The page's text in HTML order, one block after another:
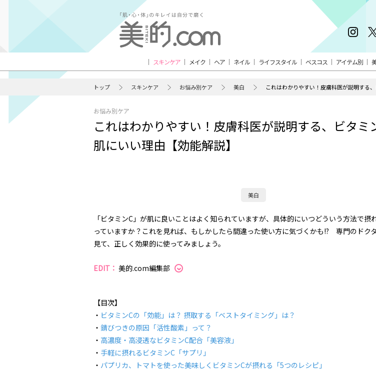
スキンケア メイク ヘア ネイル ライフスタイル ベスコス アイテム別
トップ スキンケア お悩み別ケア 美白 これはわかりやすい！皮膚科医が説明する
お悩み別ケア
これはわかりやすい！皮膚科医が説明する、ビタミ
肌にいい理由【効能解説】
美白
「ビタミンC」が肌に良いことはよく知られていますが、具体的にいつどういう方法で摂
っていますか？これを見れば、もしかしたら間違った使い方に気づくかも!? 専門のドク
見て、正しく効果的に使ってみましょう。
EDIT： 美的.com編集部
【目次】
・ ビタミンCの「効能」は？ 摂取する「ベストタイミング」は？
・ 錆びつきの原因「活性酸素」って？
・ 高濃度・高浸透なビタミンC配合「美容液」
・ 手軽に摂れるビタミンC「サプリ」
・ パプリカ、トマトを使った美味しくビタミンCが摂れる「5つのレシピ」